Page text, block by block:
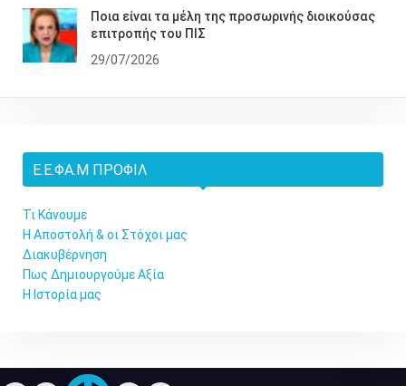
Ποια είναι τα μέλη της προσωρινής διοικούσας
επιτροπής του ΠΙΣ
29/07/2026
Ε.Ε.ΦΑ.Μ ΠΡΟΦΊΛ
Τι Κάνουμε
Η Αποστολή & οι Στόχοι μας
Διακυβέρνηση
Πως Δημιουργούμε Αξία
Η Ιστορία μας